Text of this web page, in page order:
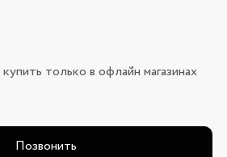
только в офлайн магазинах
Позвонить